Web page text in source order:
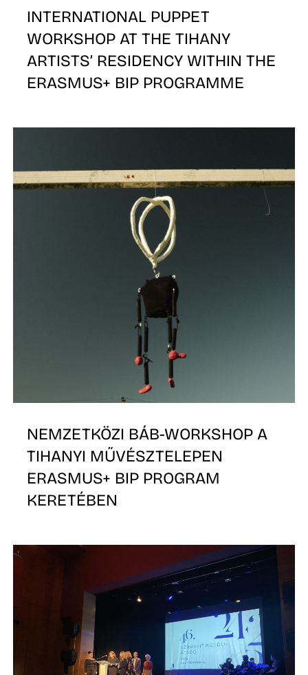
INTERNATIONAL PUPPET
WORKSHOP AT THE TIHANY
ARTISTS’ RESIDENCY WITHIN THE
ERASMUS+ BIP PROGRAMME
NEMZETKÖZI BÁB-WORKSHOP A
TIHANYI MŰVÉSZTELEPEN
ERASMUS+ BIP PROGRAM
KERETÉBEN